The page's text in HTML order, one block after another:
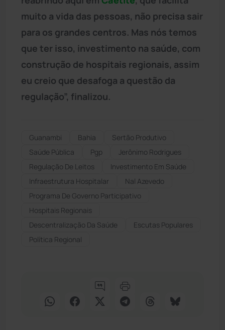
muito a vida das pessoas, não precisa sair
para os grandes centros. Mas nós temos
que ter isso, investimento na saúde, com
construção de hospitais regionais, assim
eu creio que desafoga a questão da
regulação”, finalizou.
Guanambi Bahia
Sertão Produtivo
Saúde Pública
Pgp
Jerônimo Rodrigues
Regulação De Leitos
Investimento Em Saúde
Infraestrutura Hospitalar
Nal Azevedo
Programa De Governo Participativo
Hospitais Regionais
Descentralização Da Saúde
Escutas Populares
Política Regional